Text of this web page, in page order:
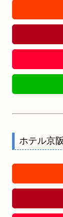
ホテル京